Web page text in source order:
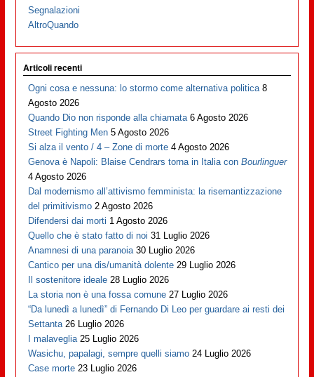
Segnalazioni
AltroQuando
Articoli recenti
Ogni cosa e nessuna: lo stormo come alternativa politica 8
Agosto 2026
Quando Dio non risponde alla chiamata 6 Agosto 2026
Street Fighting Men 5 Agosto 2026
Si alza il vento / 4 – Zone di morte 4 Agosto 2026
Genova è Napoli: Blaise Cendrars torna in Italia conBourlinguer
4 Agosto 2026
Dal modernismo all’attivismo femminista: la risemantizzazione
del primitivismo 2 Agosto 2026
Difendersi dai morti 1 Agosto 2026
Quello che è stato fatto di noi 31 Luglio 2026
Anamnesi di una paranoia 30 Luglio 2026
Cantico per una dis/umanità dolente 29 Luglio 2026
Il sostenitore ideale 28 Luglio 2026
La storia non è una fossa comune 27 Luglio 2026
“Da lunedì a lunedì” di Fernando Di Leo per guardare ai resti dei
Settanta 26 Luglio 2026
I malaveglia 25 Luglio 2026
Wasichu, papalagi, sempre quelli siamo 24 Luglio 2026
Case morte 23 Luglio 2026